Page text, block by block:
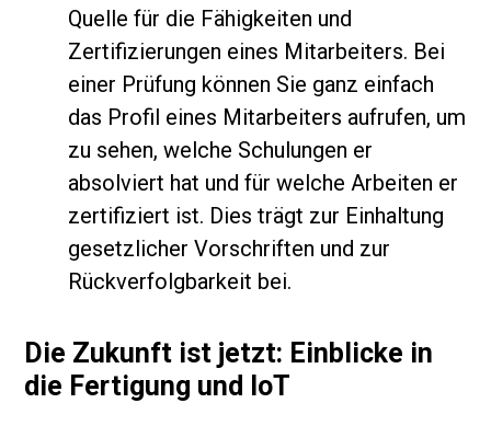
Quelle für die Fähigkeiten und
Zertifizierungen eines Mitarbeiters. Bei
einer Prüfung können Sie ganz einfach
das Profil eines Mitarbeiters aufrufen, um
zu sehen, welche Schulungen er
absolviert hat und für welche Arbeiten er
zertifiziert ist. Dies trägt zur Einhaltung
gesetzlicher Vorschriften und zur
Rückverfolgbarkeit bei.
Die Zukunft ist jetzt: Einblicke in
die Fertigung und IoT